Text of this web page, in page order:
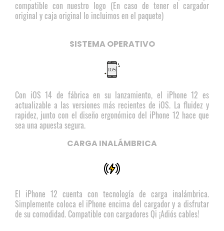
compatible con nuestro logo (En caso de tener el cargador
original y caja original lo incluimos en el paquete)
SISTEMA OPERATIVO
Con iOS 14 de fábrica en su lanzamiento, el iPhone 12 es
actualizable a las versiones más recientes de iOS. La fluidez y
rapidez, junto con el diseño ergonómico del iPhone 12 hace que
sea una apuesta segura.
CARGA INALÁMBRICA
El iPhone 12 cuenta con tecnología de carga inalámbrica.
Simplemente coloca el iPhone encima del cargador y a disfrutar
de su comodidad. Compatible con cargadores Qi ¡Adiós cables!